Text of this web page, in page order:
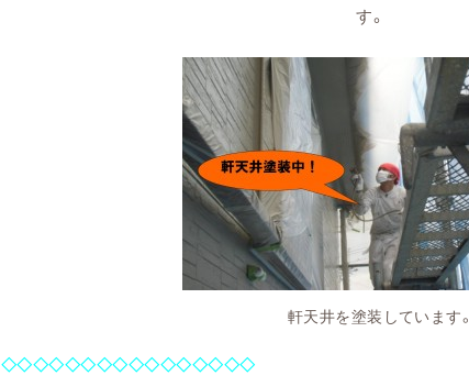
す。
軒天井を塗装しています。
◇◇◇◇◇◇◇◇◇◇◇◇◇◇◇◇